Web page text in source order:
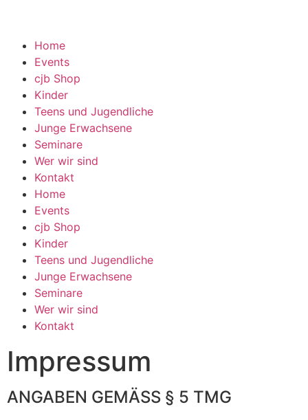
Home
Events
cjb Shop
Kinder
Teens und Jugendliche
Junge Erwachsene
Seminare
Wer wir sind
Kontakt
Home
Events
cjb Shop
Kinder
Teens und Jugendliche
Junge Erwachsene
Seminare
Wer wir sind
Kontakt
Impressum
ANGABEN GEMÄSS § 5 TMG